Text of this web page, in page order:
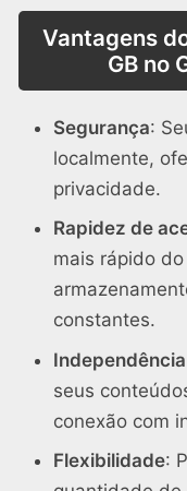
Vantagens
GB no
Segurança:
localmente,
privacidade.
Rapidez de
mais rápido
constantes.
seus
conexão com
Flexibilidade: